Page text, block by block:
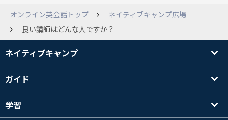
オンライン英会話トップ
ネイティブキャンプ広場
良い講師はどんな人ですか？
ネイティブキャンプ
ガイド
学習